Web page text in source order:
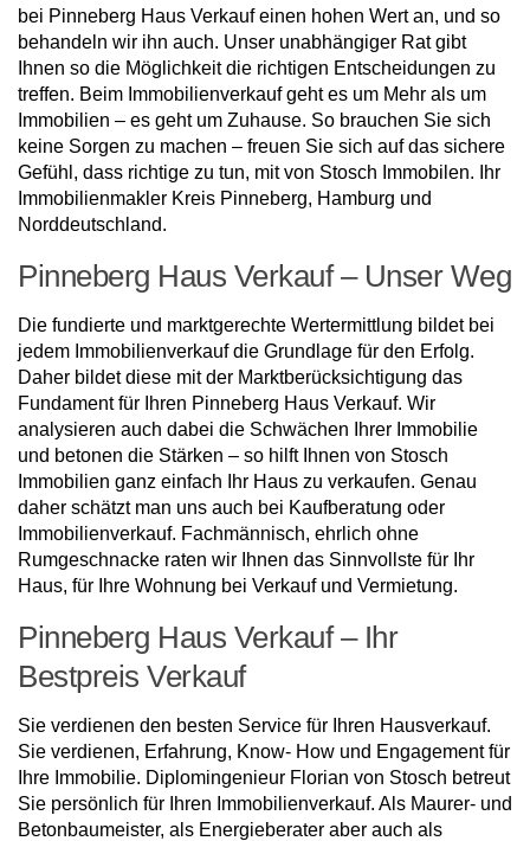
bei Pinneberg Haus Verkauf einen hohen Wert an, und so
behandeln wir ihn auch. Unser unabhängiger Rat gibt
Ihnen so die Möglichkeit die richtigen Entscheidungen zu
treffen. Beim Immobilienverkauf geht es um Mehr als um
Immobilien – es geht um Zuhause. So brauchen Sie sich
keine Sorgen zu machen – freuen Sie sich auf das sichere
Gefühl, dass richtige zu tun, mit von Stosch Immobilen. Ihr
Immobilienmakler Kreis Pinneberg, Hamburg und
Norddeutschland.
Pinneberg Haus Verkauf – Unser Weg
Die fundierte und marktgerechte Wertermittlung bildet bei
jedem Immobilienverkauf die Grundlage für den Erfolg.
Daher bildet diese mit der Marktberücksichtigung das
Fundament für Ihren Pinneberg Haus Verkauf. Wir
analysieren auch dabei die Schwächen Ihrer Immobilie
und betonen die Stärken – so hilft Ihnen von Stosch
Immobilien ganz einfach Ihr Haus zu verkaufen. Genau
daher schätzt man uns auch bei Kaufberatung oder
Immobilienverkauf. Fachmännisch, ehrlich ohne
Rumgeschnacke raten wir Ihnen das Sinnvollste für Ihr
Haus, für Ihre Wohnung bei Verkauf und Vermietung.
Pinneberg Haus Verkauf – Ihr
Bestpreis Verkauf
Sie verdienen den besten Service für Ihren Hausverkauf.
Sie verdienen, Erfahrung, Know- How und Engagement für
Ihre Immobilie. Diplomingenieur Florian von Stosch betreut
Sie persönlich für Ihren Immobilienverkauf. Als Maurer- und
Betonbaumeister, als Energieberater aber auch als